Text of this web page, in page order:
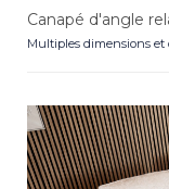
Canapé d'angle
Multiples dimensions et